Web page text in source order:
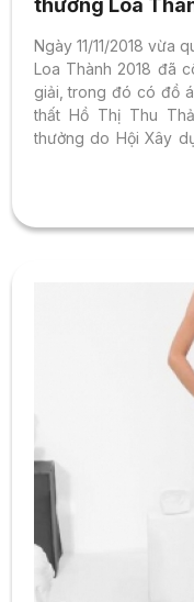
thưởng Loa
Ngày 11/11/2018 vừa
Loa Thành 2018 đã
giải, trong đó có đồ
thất Hồ Thị Thu
thưởng do Hội Xây
Bộ Giáo dục và Đào
và trao cho các đề
các chuyên ngành